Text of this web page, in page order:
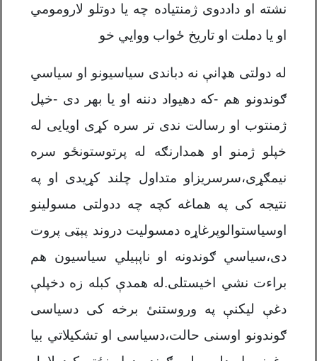
نشته او داددوی ژمنتیاده چه یا دوتلو لارومومي
او یا دملت او تاریخ ځواب ووایي خو
له دولتی هډانې نه دباندی سیاسیونو او سیاسي
ګوندونو هم -که دهیواد دننه او یا بهر دی -خپل
ژمنتوب او رسالت ندی تر سره کړی اویایی له
خپلو ژمنو او همدارنګه له پرتوستونځو سره
نیمګړی،سرسریزاو متداول چلند کړیدی او په
نتیجه کی په هماغه کچه چه ددولتی مسولینو
اوسیاستوالوپرغاړه دمسولیت دروند پېټی پروت
دی،سیاسي ګوندونه او ناپېیلي سیاسیون هم
براءت نشي اخیستلی.له همدې کبله زه دخپلې
دغې لیکنې په وروستنئ برخه کی دسیاسی
ګوندونو اوسنی حالت،دسیاسی او تشکیلاتي بیا